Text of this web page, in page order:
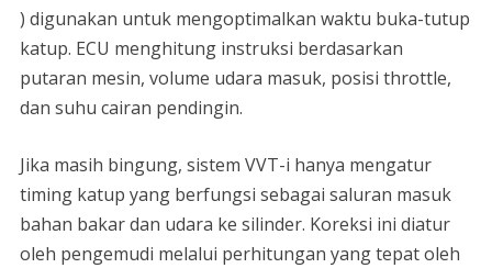
) digunakan untuk mengoptimalkan waktu buka-tutup
katup. ECU menghitung instruksi berdasarkan
putaran mesin, volume udara masuk, posisi throttle,
dan suhu cairan pendingin.
Jika masih bingung, sistem VVT-i hanya mengatur
timing katup yang berfungsi sebagai saluran masuk
bahan bakar dan udara ke silinder. Koreksi ini diatur
oleh pengemudi melalui perhitungan yang tepat oleh